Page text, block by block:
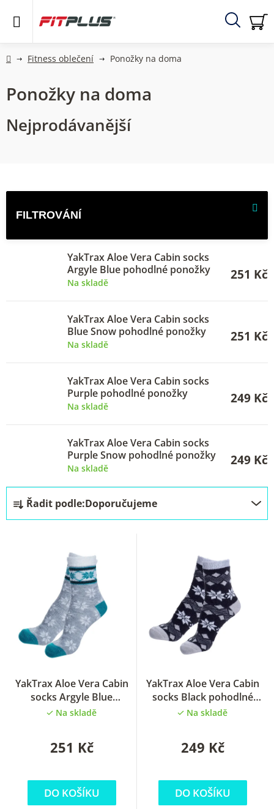
Hledat
DomůFitness oblečení Ponožky na doma
Ponožky na doma
Nejprodávanější
YakTrax Aloe Vera Cabin socks
Argyle Blue pohodlné ponožky
Na skladě
251 Kč
YakTrax Aloe Vera Cabin socks
Blue Snow pohodlné ponožky
Na skladě
251 Kč
YakTrax Aloe Vera Cabin socks
Purple pohodlné ponožky
Na skladě
249 Kč
YakTrax Aloe Vera Cabin socks
Purple Snow pohodlné ponožky
Na skladě
249 Kč
Ř
a
u
Řadit podle:Doporučujeme
V
r
u
ů
YakTrax Aloe Vera Cabin
socks Argyle Blue
pohodlné ponožky
Na skladě
251 Kč
DO KOŠÍKU
YakTrax Aloe Vera Cabin
socks Black pohodlné
ponožky
Na skladě
249 Kč
DO KOŠÍKU